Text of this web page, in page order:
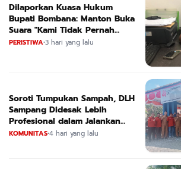
Dilaporkan Kuasa Hukum
Bupati Bombana: Manton Buka
Suara "Kami Tidak Pernah
Menutup Ruang Hak Jawab"
PERISTIWA•3 hari yang lalu
Soroti Tumpukan Sampah, DLH
Sampang Didesak Lebih
Profesional dalam Jalankan
Tugas
KOMUNITAS•4 hari yang lalu